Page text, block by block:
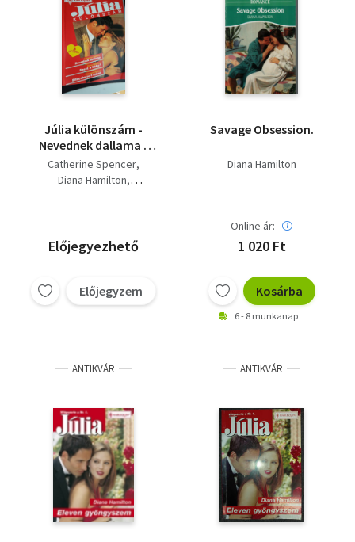
Júlia különszám -
Nevednek dallama -
Szent a béke? -
Bilincsbe vert szívek
Catherine Spencer
Diana Hamilton
Előjegyezhető
Előjegyzem
Savage Obsession.
Diana Hamilton
Online ár:
1 020 Ft
Kosárba
6 - 8 munkanap
ANTIKVÁR ANTIKVÁR